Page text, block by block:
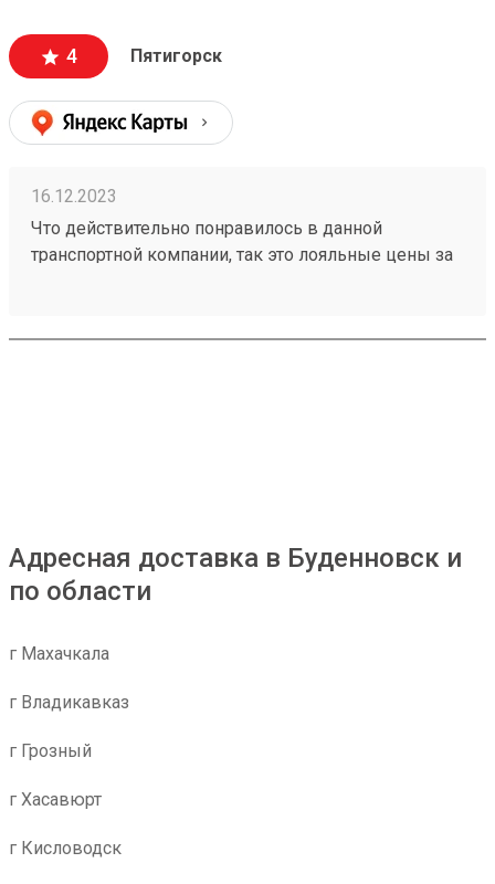
4 Пятигорск
16.12.2023
Что действительно понравилось в данной
транспортной компании, так это лояльные цены за
к получателям грузов. Чего действительно не
Адресная доставка в Буденновск и
по области
г Махачкала
г Владикавказ
г Грозный
г Хасавюрт
г Кисловодск